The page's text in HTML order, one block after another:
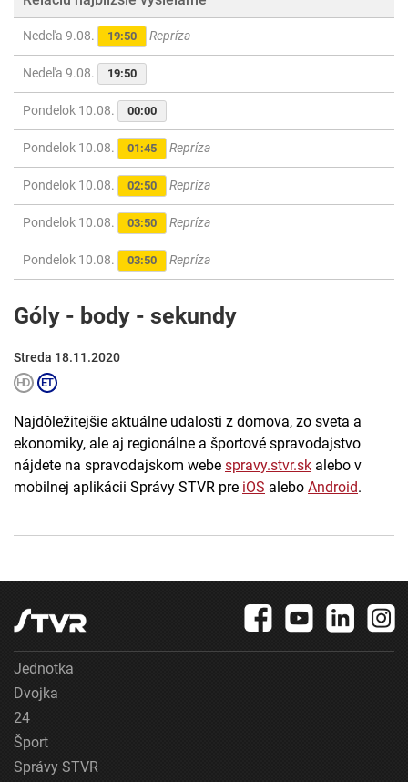
Nedeľa 9.08. 19:50 Repríza
Nedeľa 9.08. 19:50
Pondelok 10.08. 00:00
Pondelok 10.08. 01:45 Repríza
Pondelok 10.08. 02:50 Repríza
Pondelok 10.08. 03:50 Repríza
Pondelok 10.08. 03:50 Repríza
Góly - body - sekundy
Streda 18.11.2020
Najdôležitejšie aktuálne udalosti z domova, zo sveta a
ekonomiky, ale aj regionálne a športové spravodajstvo
nájdete na spravodajskom webe spravy.stvr.sk alebo v
mobilnej aplikácii Správy STVR pre iOS alebo Android.
Jednotka
Dvojka
24
Šport
Správy STVR